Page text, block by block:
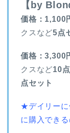
【by
価格：1,100
クスなど5点
価格：3,300
クスなど10
点セット
★デイリーに
に購入でき